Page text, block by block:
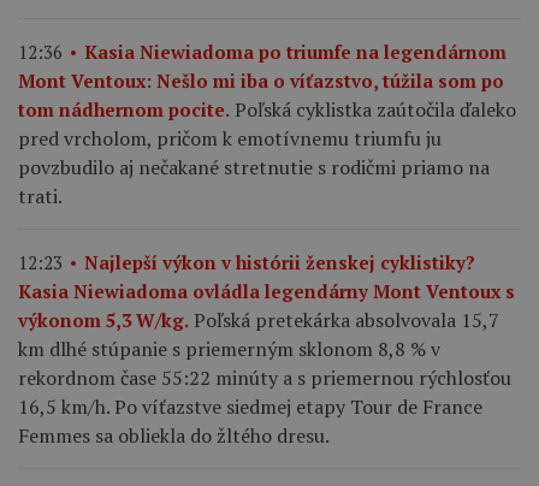
12:36
Kasia Niewiadoma po triumfe na legendárnom
Mont Ventoux: Nešlo mi iba o víťazstvo, túžila som po
tom nádhernom pocite. Poľská cyklistka zaútočila ďaleko
pred vrcholom, pričom k emotívnemu triumfu ju
povzbudilo aj nečakané stretnutie s rodičmi priamo na
trati.
12:23
Najlepší výkon v histórii ženskej cyklistiky?
Kasia Niewiadoma ovládla legendárny Mont Ventoux s
výkonom 5,3 W/kg. Poľská pretekárka absolvovala 15,7
km dlhé stúpanie s priemerným sklonom 8,8 % v
rekordnom čase 55:22 minúty a s priemernou rýchlosťou
16,5 km/h. Po víťazstve siedmej etapy Tour de France
Femmes sa obliekla do žltého dresu.